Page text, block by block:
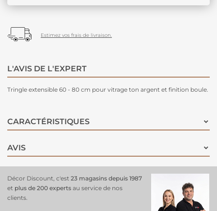
Estimez vos frais de livraison.
L'AVIS DE L'EXPERT
Tringle extensible 60 - 80 cm pour vitrage ton argent et finition boule.
CARACTÉRISTIQUES
AVIS
Décor Discount, c'est 23 magasins depuis 1987
et plus de 200 experts au service de nos
clients.